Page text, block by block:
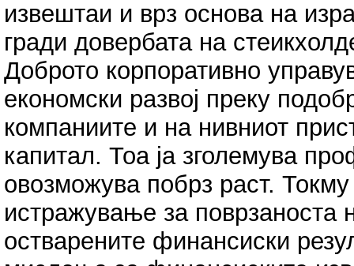
извештаи и врз основа на
гради довербата на
Доброто корпоративно
економски развој преку
компаниите и на нивниот
капитал. Тоа ја зголемува
овозможува побрз раст.
истражување за поврзаноста
остварените финансиски